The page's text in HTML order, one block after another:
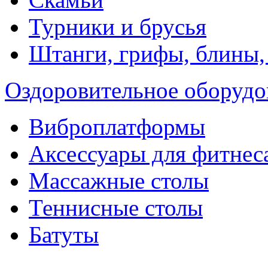
Турники и брусья
Штанги, грифы, блины,
Оздоровительное
Виброплатформы
Аксессуары для
Массажные столы
Теннисные столы
Батуты